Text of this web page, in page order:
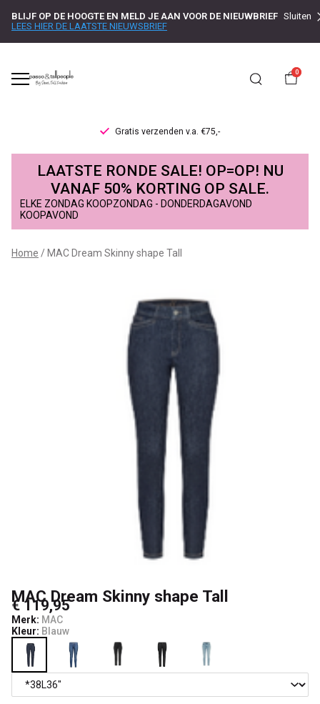
BLIJF OP DE HOOGTE EN MELD JE AAN VOOR DE NIEUWBRIEF
LEES HIER DE LAATSTE NIEUWSBRIEF
Sluiten
0
Gratis verzenden v.a. €75,-
MAC
Dream
Skinny
shape
LAATSTE RONDE SALE! OP=OP! NU
VANAF 50% KORTING OP SALE.
ELKE ZONDAG KOOPZONDAG - DONDERDAGAVOND
KOOPAVOND
Home MAC Dream Skinny shape Tall
MAC Dream Skinny shape Tall
€ 119,95
Merk: MAC
Kleur: Blauw